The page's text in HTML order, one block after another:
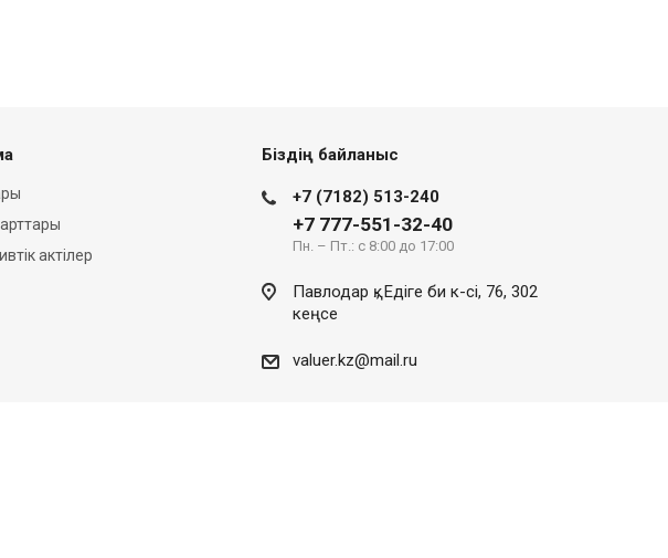
актілер
Біздің байланыс
+7 (7182) 513-240
+7 777-551-32-40
Пн. – Пт.: с 8:00 до 17:00
Павлодар қ., Едіге би к-сі, 76, 302
кеңсе
valuer.kz@mail.ru